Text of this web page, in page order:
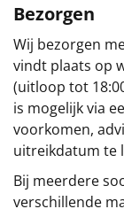
Bezorgen
Wij bezorgen
vindt plaats op
(uitloop tot
is mogelijk via
voorkomen,
uitreikdatum te
Bij meerdere
verschillende